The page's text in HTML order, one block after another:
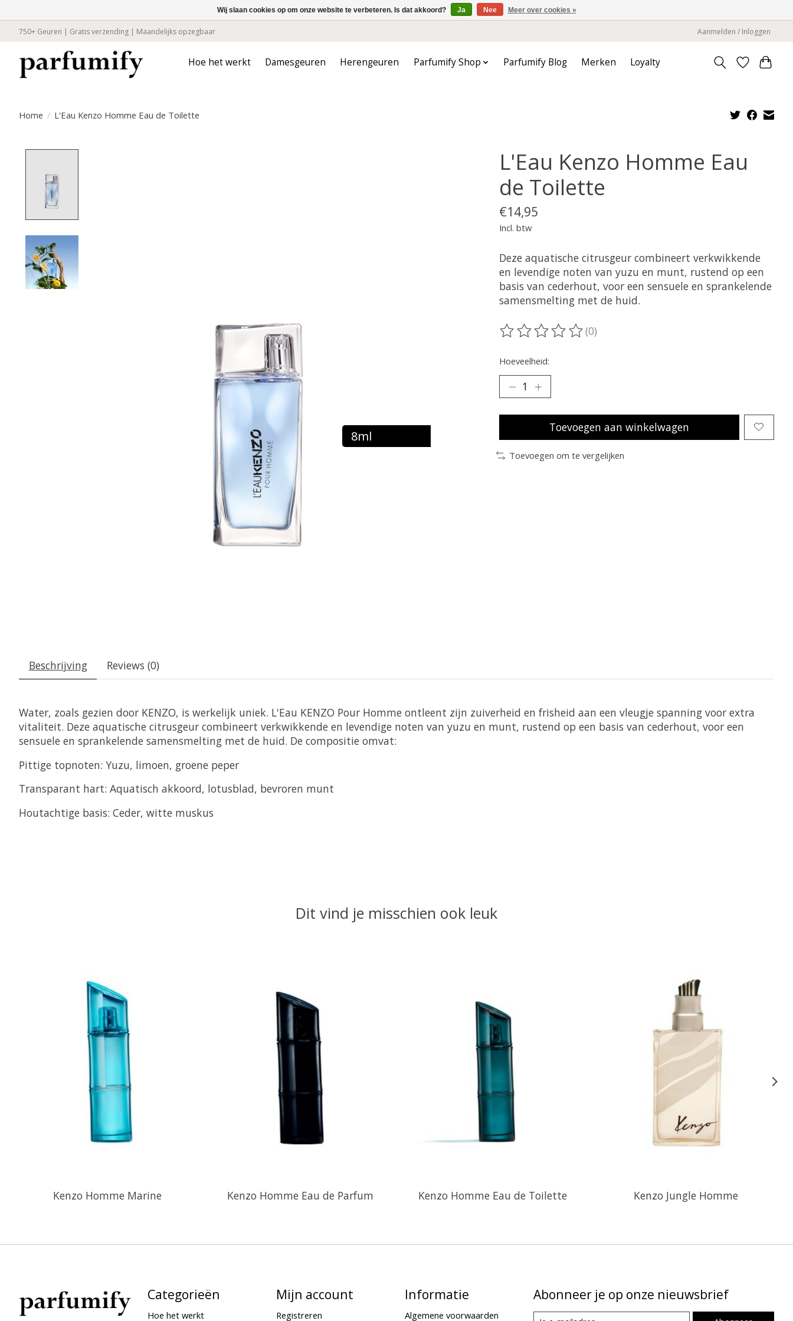
750+ Geuren | Gratis verzending | Maandelijks opzegbaar Aanmelden / Inloggen
Hoe het werkt Damesgeuren Herengeuren Parfumify Shop Parfumify Blog Merken Loyalty
Home / L'Eau Kenzo Homme Eau de Toilette
8ml
L'Eau Kenzo Homme Eau
de Toilette
€14,95
Incl. btw
Deze aquatische citrusgeur combineert verkwikkende
en levendige noten van yuzu en munt, rustend op een
basis van cederhout, voor een sensuele en sprankelende
samensmelting met de huid.
De beoordeling van dit product is
(0)
Hoeveelheid:
Toevoegen aan winkelwagen
Toevoegen om te vergelijken
Beschrijving Reviews (0)
Water, zoals gezien door KENZO, is werkelijk uniek. L'Eau KENZO Pour Homme ontleent zijn zuiverheid en frisheid aan een vleugje spanning voor extra
vitaliteit. Deze aquatische citrusgeur combineert verkwikkende en levendige noten van yuzu en munt, rustend op een basis van cederhout, voor een
sensuele en sprankelende samensmelting met de huid. De compositie omvat:
Pittige topnoten: Yuzu, limoen, groene peper
Transparant hart: Aquatisch akkoord, lotusblad, bevroren munt
Houtachtige basis: Ceder, witte muskus
Dit vind je misschien ook leuk
Kenzo Homme Marine Kenzo Homme Eau de Parfum Kenzo Homme Eau de Toilette Kenzo Jungle Homme
Categorieën
Hoe het werkt
Mijn account
Registreren
Informatie
Algemene voorwaarden
Abonneer je op onze nieuwsbrief
Wij slaan cookies op om onze website te verbeteren. Is dat akkoord? Ja Nee Meer over cookies »